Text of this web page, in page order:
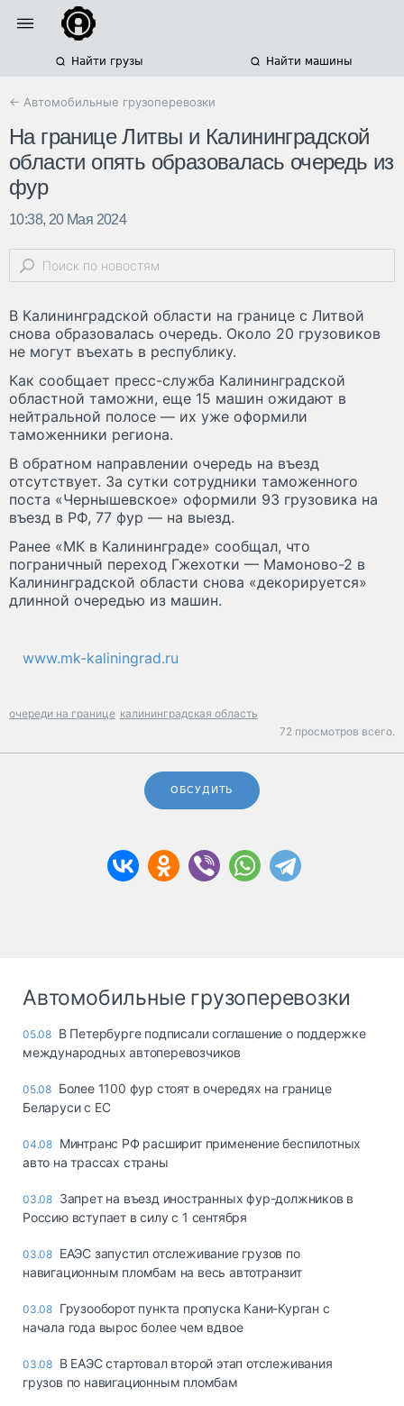
Найти грузы Найти машины
← Автомобильные грузоперевозки
На границе Литвы и Калининградской
области опять образовалась очередь из
фур
10:38, 20 Мая 2024
В Калининградской области на границе с Литвой
снова образовалась очередь. Около 20 грузовиков
не могут въехать в республику.
Как сообщает пресс-служба Калининградской
областной таможни, еще 15 машин ожидают в
нейтральной полосе — их уже оформили
таможенники региона.
В обратном направлении очередь на въезд
отсутствует. За сутки сотрудники таможенного
поста «Чернышевское» оформили 93 грузовика на
въезд в РФ, 77 фур — на выезд.
Ранее «МК в Калининграде» сообщал, что
пограничный переход Гжехотки — Мамоново-2 в
Калининградской области снова «декорируется»
длинной очередью из машин.
www.mk-kaliningrad.ru
очереди на границе калининградская область
72 просмотров всего.
ОБСУДИТЬ
Автомобильные грузоперевозки
05.08 В Петербурге подписали соглашение о поддержке
международных автоперевозчиков
05.08 Более 1100 фур стоят в очередях на границе
Беларуси с ЕС
04.08 Минтранс РФ расширит применение беспилотных
авто на трассах страны
03.08 Запрет на въезд иностранных фур-должников в
Россию вступает в силу с 1 сентября
03.08 ЕАЭС запустил отслеживание грузов по
навигационным пломбам на весь автотранзит
03.08 Грузооборот пункта пропуска Кани-Курган с
начала года вырос более чем вдвое
03.08 В ЕАЭС стартовал второй этап отслеживания
грузов по навигационным пломбам